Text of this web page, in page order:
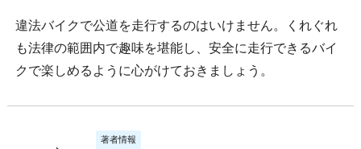
違法バイクで公道を走行するのはいけません。くれぐれ
も法律の範囲内で趣味を堪能し、安全に走行できるバイ
クで楽しめるように心がけておきましょう。
著者情報